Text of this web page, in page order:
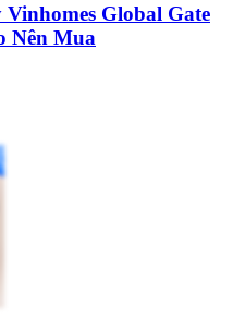
Global Gate
Nên Mua